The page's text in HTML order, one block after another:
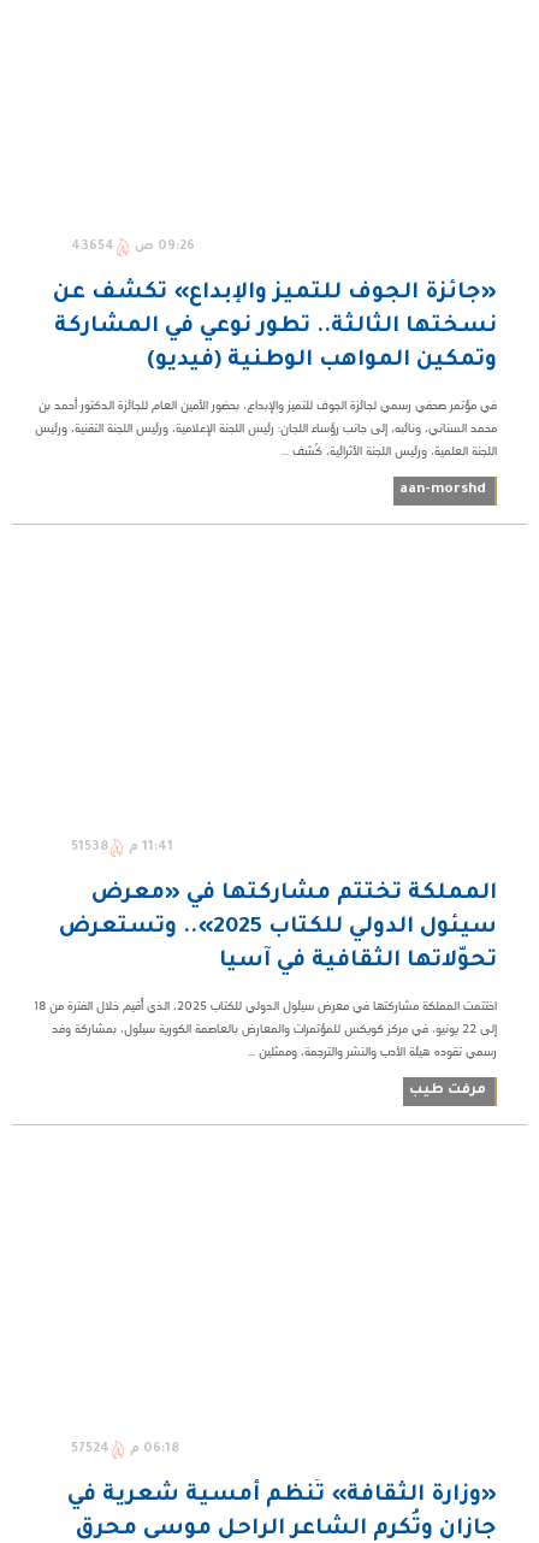
09:26 ص 43654
«جائزة الجوف للتميز والإبداع» تكشف عن
نسختها الثالثة.. تطور نوعي في المشاركة
وتمكين المواهب الوطنية (فيديو)
في مؤتمر صحفي رسمي لجائزة الجوف للتميز والإبداع، بحضور الأمين العام للجائزة الدكتور أحمد بن
محمد السناني، ونائبه، إلى جانب رؤساء اللجان: رئيس اللجنة الإعلامية، ورئيس اللجنة التقنية، ورئيس
اللجنة العلمية، ورئيس اللجنة الأثرائية، كُشف ...
aan-morshd
11:41 م 51538
المملكة تختتم مشاركتها في «معرض
سيئول الدولي للكتاب 2025».. وتستعرض
تحوّلاتها الثقافية في آسيا
اختتمت المملكة مشاركتها في معرض سيئول الدولي للكتاب 2025، الذي أُقيم خلال الفترة من 18
إلى 22 يونيو، في مركز كويكس للمؤتمرات والمعارض بالعاصمة الكورية سيئول، بمشاركة وفد
رسمي تقوده هيئة الأدب والنشر والترجمة، وممثلين ...
مرفت طيب
06:18 م 57524
«وزارة الثقافة» تُنظم أمسية شعرية في
جازان وتُكرم الشاعر الراحل موسى محرق